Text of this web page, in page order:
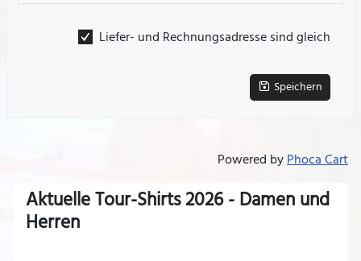
Liefer- und Rechnungsadresse sind gleich
Speichern
Powered byPhoca Cart
Aktuelle Tour-Shirts 2026 - Damen und
Herren